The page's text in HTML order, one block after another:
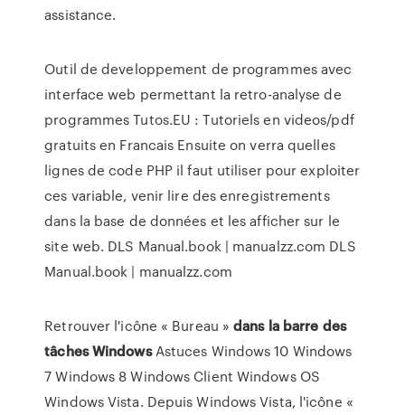
assistance.
Outil de developpement de programmes avec
interface web permettant la retro-analyse de
programmesTutos.EU : Tutoriels en videos/pdf
gratuits en Francais Ensuite on verra quelles
lignes de code PHP il faut utiliser pour exploiter
ces variable, venir lire des enregistrements
dans la base de données et les afficher sur le
site web. DLS Manual.book | manualzz.com DLS
Manual.book | manualzz.com
Retrouver l'icône « Bureau »dans la barre des
tâchesWindowsAstuces Windows 10 Windows
7 Windows 8 Windows Client Windows OS
Windows Vista. Depuis Windows Vista, l'icône «